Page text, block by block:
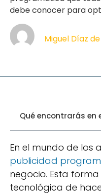
debe conocer para
Miguel Díaz
Qué encontrarás en
En el mundo de los
publicidad
negocio. Esta
tecnológica de